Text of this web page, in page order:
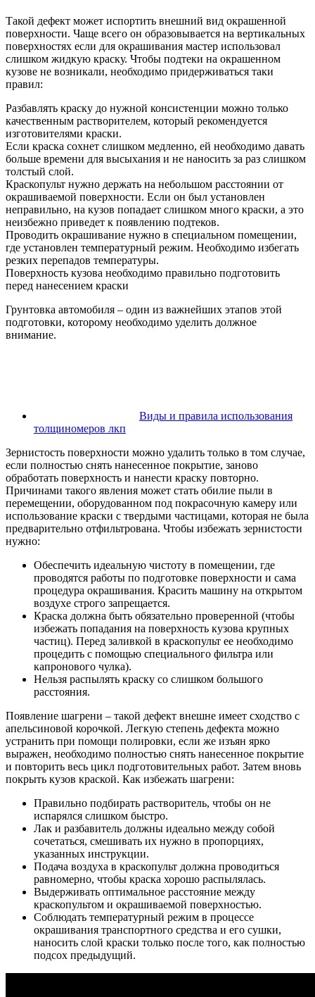
Такой дефект может испортить внешний вид окрашенной
поверхности. Чаще всего он образовывается на вертикальных
поверхностях если для окрашивания мастер использовал
слишком жидкую краску. Чтобы подтеки на окрашенном
кузове не возникали, необходимо придерживаться таки
правил:
Разбавлять краску до нужной консистенции можно только
качественным растворителем, который рекомендуется
изготовителями краски.
Если краска сохнет слишком медленно, ей необходимо давать
больше времени для высыхания и не наносить за раз слишком
толстый слой.
Краскопульт нужно держать на небольшом расстоянии от
окрашиваемой поверхности. Если он был установлен
неправильно, на кузов попадает слишком много краски, а это
неизбежно приведет к появлению подтеков.
Проводить окрашивание нужно в специальном помещении,
где установлен температурный режим. Необходимо избегать
резких перепадов температуры.
Поверхность кузова необходимо правильно подготовить
перед нанесением краски
Грунтовка автомобиля – один из важнейших этапов этой
подготовки, которому необходимо уделить должное
внимание.
Виды и правила использования
толщиномеров лкп
Зернистость поверхности можно удалить только в том случае,
если полностью снять нанесенное покрытие, заново
обработать поверхность и нанести краску повторно.
Причинами такого явления может стать обилие пыли в
перемещении, оборудованном под покрасочную камеру или
использование краски с твердыми частицами, которая не была
предварительно отфильтрована. Чтобы избежать зернистости
нужно:
Обеспечить идеальную чистоту в помещении, где
проводятся работы по подготовке поверхности и сама
процедура окрашивания. Красить машину на открытом
воздухе строго запрещается.
Краска должна быть обязательно проверенной (чтобы
избежать попадания на поверхность кузова крупных
частиц). Перед заливкой в краскопульт ее необходимо
процедить с помощью специального фильтра или
капронового чулка).
Нельзя распылять краску со слишком большого
расстояния.
Появление шагрени – такой дефект внешне имеет сходство с
апельсиновой корочкой. Легкую степень дефекта можно
устранить при помощи полировки, если же изъян ярко
выражен, необходимо полностью снять нанесенное покрытие
и повторить весь цикл подготовительных работ. Затем вновь
покрыть кузов краской. Как избежать шагрени:
Правильно подбирать растворитель, чтобы он не
испарялся слишком быстро.
Лак и разбавитель должны идеально между собой
сочетаться, смешивать их нужно в пропорциях,
указанных инструкции.
Подача воздуха в краскопульт должна проводиться
равномерно, чтобы краска хорошо распылялась.
Выдерживать оптимальное расстояние между
краскопультом и окрашиваемой поверхностью.
Соблюдать температурный режим в процессе
окрашивания транспортного средства и его сушки,
наносить слой краски только после того, как полностью
подсох предыдущий.